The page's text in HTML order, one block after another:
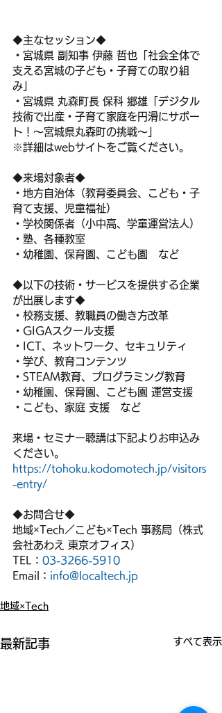
◆主なセッション◆
・宮城県 副知事 伊藤 哲也「社会全体で
支える宮城の子ども・子育ての取り組
み」
・宮城県 丸森町長 保科 郷雄「デジタル
技術で出産・子育て家庭を円滑にサポー
ト！～宮城県丸森町の挑戦～」
※詳細はwebサイトをご覧ください。
◆来場対象者◆
・地方自治体（教育委員会、こども・子
育て支援、児童福祉）
・学校関係者（小中高、学童運営法人）
・塾、各種教室
・幼稚園、保育園、こども園　など
◆以下の技術・サービスを提供する企業
が出展します◆
・校務支援、教職員の働き方改革
・GIGAスクール支援
・ICT、ネットワーク、セキュリティ
・学び、教育コンテンツ
・STEAM教育、プログラミング教育
・幼稚園、保育園、こども園 運営支援
・こども、家庭 支援　など
来場・セミナー聴講は下記よりお申込み
ください。
https://tohoku.kodomotech.jp/visitors
-entry/
◆お問合せ◆
地域×Tech／こども×Tech 事務局（株式
会社あわえ 東京オフィス）
TEL： 03-3266-5910
Email： info@localtech.jp
地域×Tech
最新記事 すべて表示